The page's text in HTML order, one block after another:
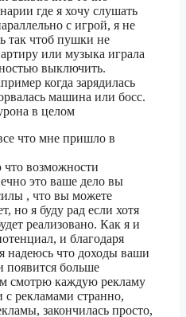
где я хочу слушать
с игрой, я не
так чтоб пушки не
или музыка играла
выключить.
когда зарядилась
машина или босс.
в целом
что мне пришло в
возможности
это ваше дело вы
, что вы можете
но я буду рад если хотя
реализовано. Как я и
и благодаря
надеюсь что доходы ваши
появится больше
смотрю каждую рекламу
с рекламами странно,
закончилась просто,